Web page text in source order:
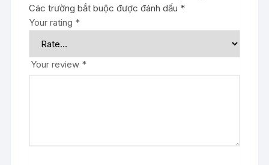
Các trường bắt buộc được đánh dấu *
Your rating *
Your review *